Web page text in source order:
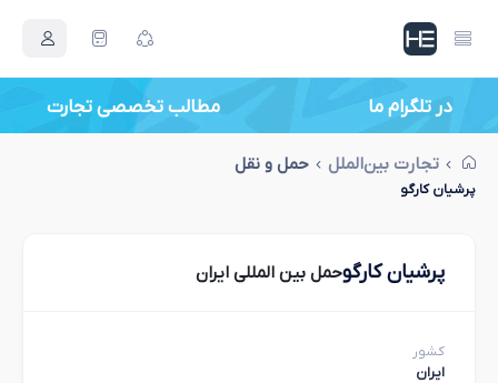
در تلگرام ما مطالب تخصصی تجارت
تجارت بین‌الملل حمل و نقل
پرشیان كارگو
پرشیان كارگوحمل بین المللی ایران
کشور
ایران